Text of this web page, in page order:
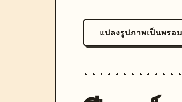
แปลงรูปภาพเป็นพรอ